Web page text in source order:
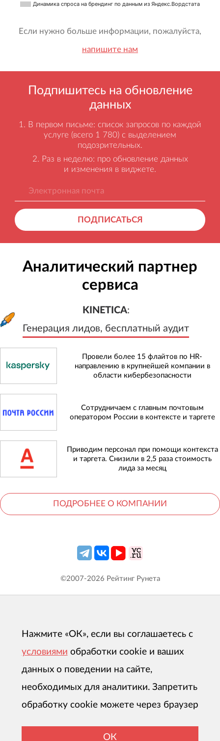
Динамика спроса на брендинг по данным из Яндекс.Вордстата
Если нужно больше информации, пожалуйста,
напишите нам
Подпишитесь на обновление
данных
В первом письме: список запросов по каждой
услуге (всего 1 780) с выделением
подозрительных.
Раз в неделю: про обновление данных
и изменения в виджете.
ПОДПИСАТЬСЯ
Аналитический партнер
сервиса
KINETICA:
Генерация лидов, бесплатный аудит
Генерация лидов, бесплатный
Провели более 15 флайтов по HR-
направлению в крупнейшей компании в
области кибербезопасности
Сотрудничаем с главным почтовым
оператором России в контексте и таргете
Приводим персонал при помощи контекста
и таргета. Снизили в 2,5 раза стоимость
лида за месяц
ПОДРОБНЕЕ О КОМПАНИИ
©2007-2026 Рейтинг Рунета
Нажмите «ОК», если вы соглашаетесь с
условиями обработки cookie и ваших
данных о поведении на сайте,
необходимых для аналитики. Запретить
обработку cookie можете через браузер
ОК